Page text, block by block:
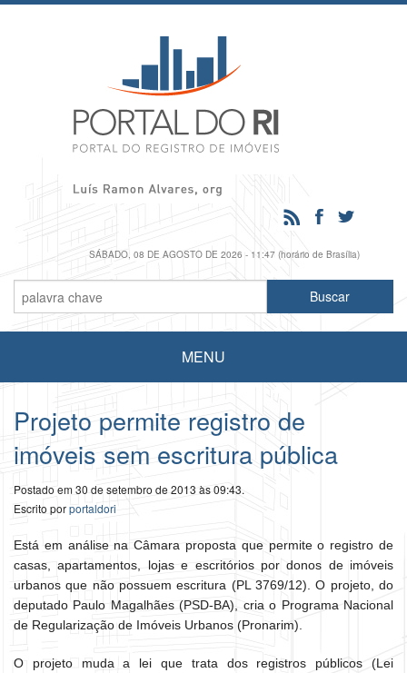
SÁBADO, 08 DE AGOSTO DE 2026 - 11:47 (horário de Brasília)
MENU
Projeto permite registro de
imóveis sem escritura pública
Postado em 30 de setembro de 2013 às 09:43.
Escrito porportaldori
Está em análise na Câmara proposta que permite o registro de
casas, apartamentos, lojas e escritórios por donos de imóveis
urbanos que não possuem escritura (PL 3769/12). O projeto, do
deputado Paulo Magalhães (PSD-BA), cria o Programa Nacional
de Regularização de Imóveis Urbanos (Pronarim).
O projeto muda a lei que trata dos registros públicos (Lei